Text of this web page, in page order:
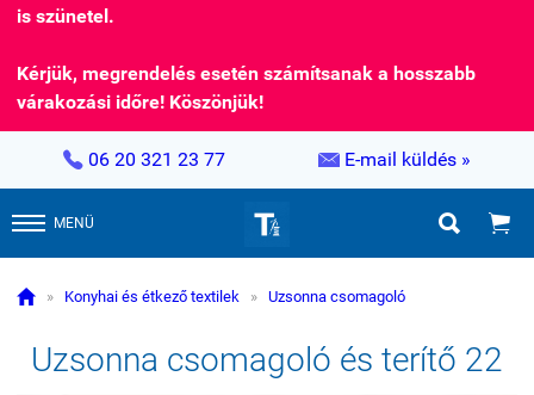
is szünetel.
Kérjük, megrendelés esetén számítsanak a hosszabb
várakozási időre! Köszönjük!
 06 20 321 23 77  E-mail küldés »
MENÜ  
 » Konyhai és étkező textilek » Uzsonna csomagoló
Uzsonna csomagoló és terítő 22